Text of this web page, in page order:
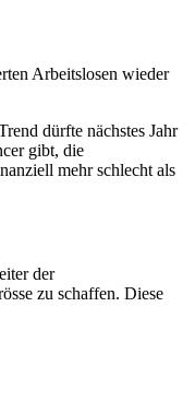
Arbeitslosen wieder
dürfte nächstes Jahr
gibt, die
mehr schlecht als
der
zu schaffen. Diese